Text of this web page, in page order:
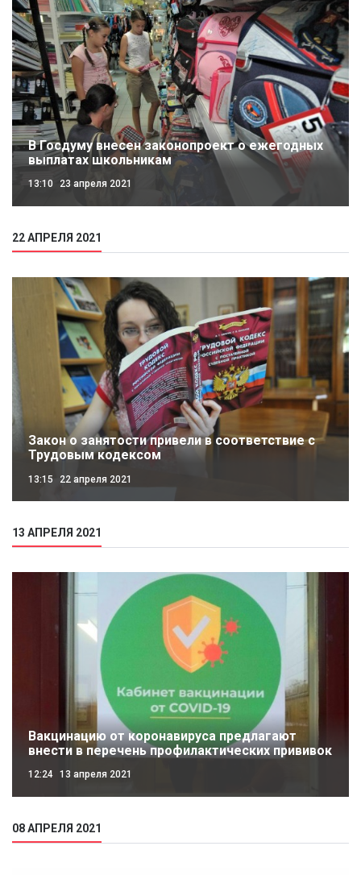
В Госдуму внесен законопроект о ежегодных
выплатах школьникам
13:10 23 апреля 2021
22 АПРЕЛЯ 2021
Закон о занятости привели в соответствие с
Трудовым кодексом
13:15 22 апреля 2021
13 АПРЕЛЯ 2021
Вакцинацию от коронавируса предлагают
внести в перечень профилактических прививок
12:24 13 апреля 2021
08 АПРЕЛЯ 2021